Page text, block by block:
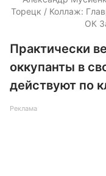
Торецк / Коллаж:
ОК
Практически
оккупанты в
действуют по
Реклама